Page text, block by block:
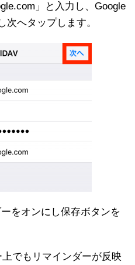
」と入力し、Google
次へタップします。
をオンにし保存ボタンを
でもリマインダーが反映